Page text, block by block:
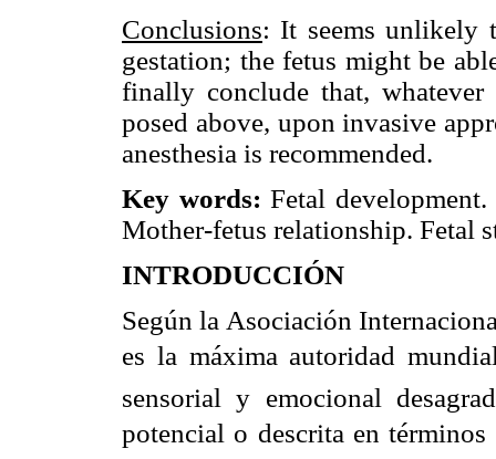
Conclusions: It seems unlikely
gestation; the fetus might be
finally conclude that,
posed above, upon invasive
anesthesia is recommended.
Key words: Fetal
Mother-fetus relationship. Fetal
INTRODUCCIÓN
Según la Asociación
es la máxima autoridad
sensorial y emocional
potencial o descrita en